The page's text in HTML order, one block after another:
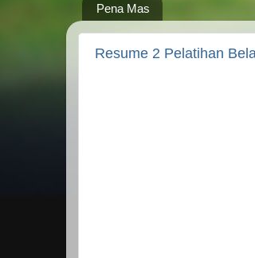
Pena Mas
Resume 2 Pelatihan